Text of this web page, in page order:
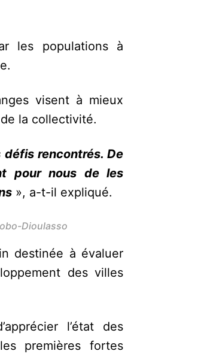
les populations à
visent à mieux
la collectivité.
rencontrés. De
pour nous de les
», a-t-il expliqué.
Dioulasso
destinée à évaluer
des villes
l’état des
premières fortes